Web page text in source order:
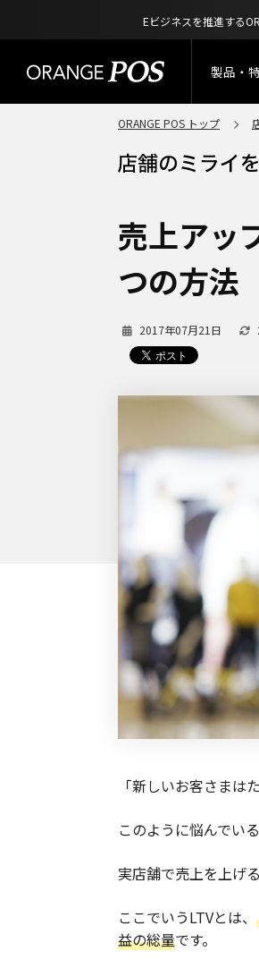
Eビジネスを推進する
製品・
特長
製品概要
機能一覧
外部
POS比較
ORANGE POS トップ
売上アッ
つの方法
2017年07月21日
「新しいお客さまは
このように悩んでい
実店舗で売上を上げ
ここでいうLTVとは、
益の総量です。